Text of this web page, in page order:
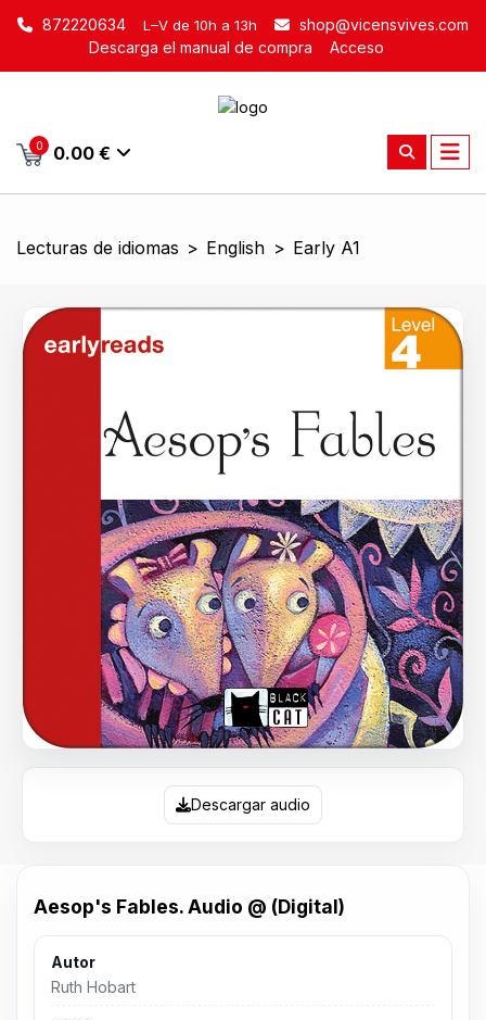
872220634 L–V de 10h a 13h
shop@vicensvives.com
Descarga el manual de compra
Acceso
0 0.00 €
Lecturas de idiomas > English > Early A1
Descargar audio
Aesop's Fables. Audio @ (Digital)
Autor
Ruth Hobart